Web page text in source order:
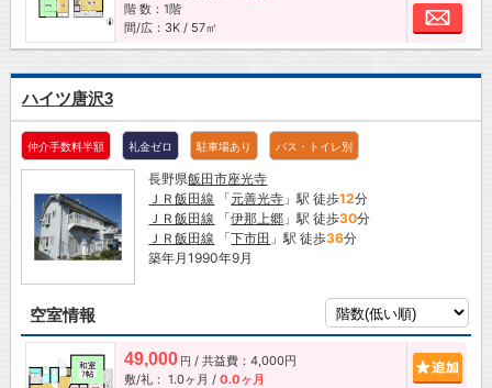
階 数：1階
間/広：3K / 57㎡
お
ハイツ唐沢3
仲介手数料半額 礼金ゼロ 駐車場あり バス・トイレ別
長野県飯田市座光寺
ＪＲ飯田線 「元善光寺 」駅 徒歩12分
ＪＲ飯田線 「伊那上郷 」駅 徒歩30分
ＪＲ飯田線 「下市田 」駅 徒歩36分
築年月1990年9月
空室情報
49,000 円 / 共益費：4,000円
敷/礼： 1.0ヶ月 / 0.0ヶ月